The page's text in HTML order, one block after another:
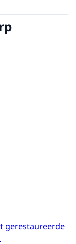
gerestaureerde